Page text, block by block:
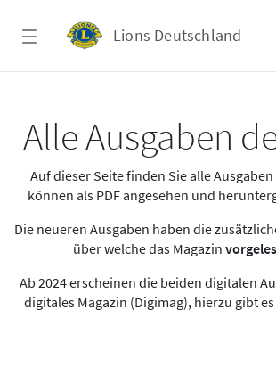
Lions Deutschland
Alle Ausgaben
Auf dieser Seite finden Sie alle Ausgaben
können als PDF angesehen und
Die neueren Ausgaben haben die
über welche das Magazin
Ab 2024 erscheinen die beiden digitalen
digitales Magazin (Digimag), hierzu gibt